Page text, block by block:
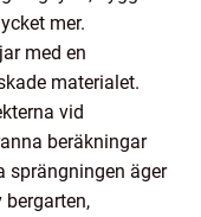
mer.
med en
materialet.
vid
beräkningar
sprängningen äger